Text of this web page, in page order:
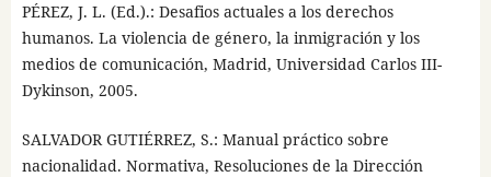
PÉREZ, J. L. (Ed.).: Desafios actuales a los derechos
humanos. La violencia de género, la inmigración y los
medios de comunicación, Madrid, Universidad Carlos III-
Dykinson, 2005.
SALVADOR GUTIÉRREZ, S.: Manual práctico sobre
nacionalidad. Normativa, Resoluciones de la Dirección